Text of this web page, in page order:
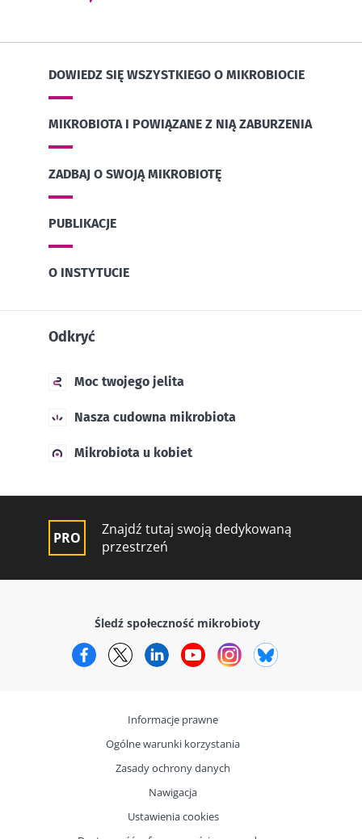
DOWIEDZ SIĘ WSZYSTKIEGO O MIKROBIOCIE
MIKROBIOTA I POWIĄZANE Z NIĄ ZABURZENIA
ZADBAJ O SWOJĄ MIKROBIOTĘ
PUBLIKACJE
O INSTYTUCIE
Odkryć
Moc twojego jelita
Nasza cudowna mikrobiota
Mikrobiota u kobiet
Znajdź tutaj swoją dedykowaną
przestrzeń
Śledź społeczność mikrobioty
FacebookTwitterLinkedInYouTubeInstagram
Informacje prawne
Ogólne warunki korzystania
Zasady ochrony danych
Nawigacja
Ustawienia cookies